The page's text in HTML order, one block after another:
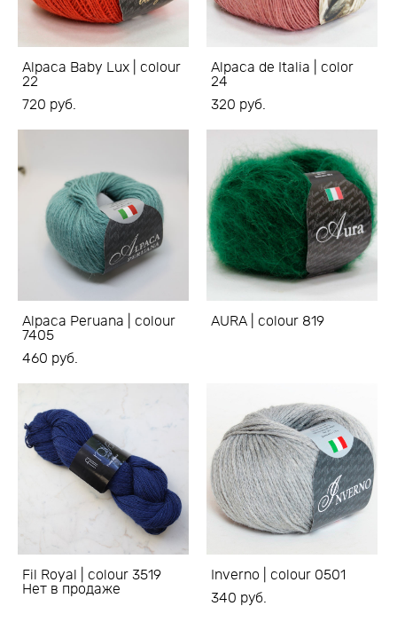
Alpaca Baby Lux | colour
22
720 pуб.
Alpaca de Italia | color
24
320 pуб.
Alpaca Peruana | colour
7405
460 pуб.
AURA | colour 819
Fil Royal | colour 3519
Нет в продаже
Inverno | colour 0501
340 pуб.